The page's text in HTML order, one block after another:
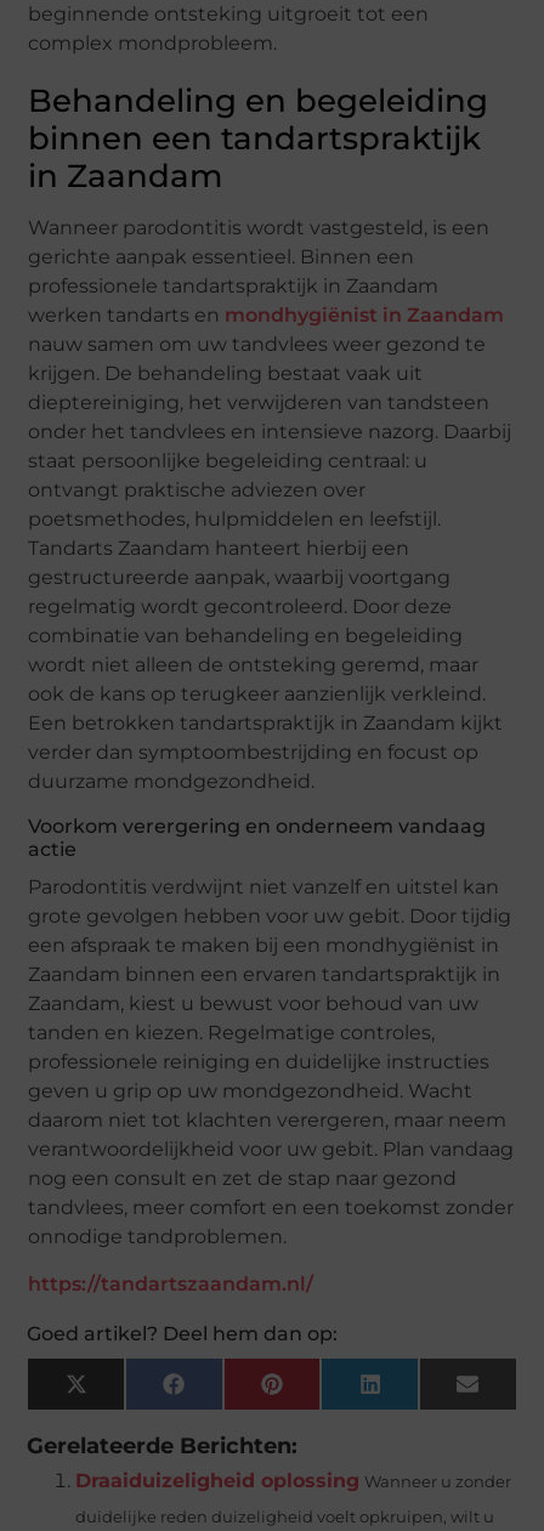
beginnende ontsteking uitgroeit tot een
complex mondprobleem.
Behandeling en begeleiding
binnen een tandartspraktijk
in Zaandam
Wanneer parodontitis wordt vastgesteld, is een
gerichte aanpak essentieel. Binnen een
professionele tandartspraktijk in Zaandam
werken tandarts en mondhygiënist in Zaandam
nauw samen om uw tandvlees weer gezond te
krijgen. De behandeling bestaat vaak uit
dieptereiniging, het verwijderen van tandsteen
onder het tandvlees en intensieve nazorg. Daarbij
staat persoonlijke begeleiding centraal: u
ontvangt praktische adviezen over
poetsmethodes, hulpmiddelen en leefstijl.
Tandarts Zaandam hanteert hierbij een
gestructureerde aanpak, waarbij voortgang
regelmatig wordt gecontroleerd. Door deze
combinatie van behandeling en begeleiding
wordt niet alleen de ontsteking geremd, maar
ook de kans op terugkeer aanzienlijk verkleind.
Een betrokken tandartspraktijk in Zaandam kijkt
verder dan symptoombestrijding en focust op
duurzame mondgezondheid.
Voorkom verergering en onderneem vandaag
actie
Parodontitis verdwijnt niet vanzelf en uitstel kan
grote gevolgen hebben voor uw gebit. Door tijdig
een afspraak te maken bij een mondhygiënist in
Zaandam binnen een ervaren tandartspraktijk in
Zaandam, kiest u bewust voor behoud van uw
tanden en kiezen. Regelmatige controles,
professionele reiniging en duidelijke instructies
geven u grip op uw mondgezondheid. Wacht
daarom niet tot klachten verergeren, maar neem
verantwoordelijkheid voor uw gebit. Plan vandaag
nog een consult en zet de stap naar gezond
tandvlees, meer comfort en een toekomst zonder
onnodige tandproblemen.
https://tandartszaandam.nl/
Goed artikel? Deel hem dan op:
X
(Twitter)
Facebook Pinterest LinkedIn Email
Gerelateerde Berichten:
Draaiduizeligheid oplossing Wanneer u zonder
duidelijke reden duizeligheid voelt opkruipen, wilt u